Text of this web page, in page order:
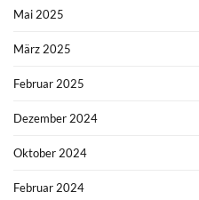
Mai 2025
März 2025
Februar 2025
Dezember 2024
Oktober 2024
Februar 2024